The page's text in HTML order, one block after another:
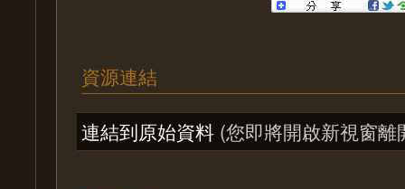
資源連結
連結到原始資料 (您即將開啟新視窗離